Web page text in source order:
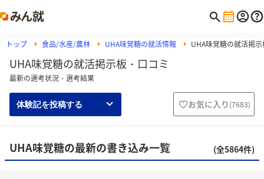
トップ 食品/水産/農林 UHA味覚糖の就活情報 UHA味覚糖の就活掲
UHA味覚糖の就活掲示板・口コミ
最新の選考状況・選考結果
体験記を投稿する お気に入り (7683)
UHA味覚糖の最新の書き込み一覧 (全5864件)